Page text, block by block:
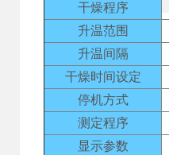
干燥程序
升温范围
升温间隔
干燥时间设定
停机方式
测定程序
显示参数